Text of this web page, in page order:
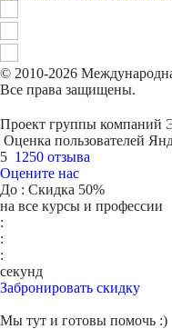
© 2010-2026
Все права защищены.
Проект группы компаний
Оценка пользователей
5 1250 отзыва
Оцените нас
До : Скидка 50%
на все курсы и профессии
:
:
:
секунд
Забронировать скидку
Мы тут и готовы помочь :)